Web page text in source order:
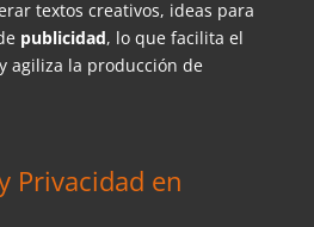
textos creativos, ideas para
publicidad, lo que facilita el
agiliza la producción de
Privacidad en